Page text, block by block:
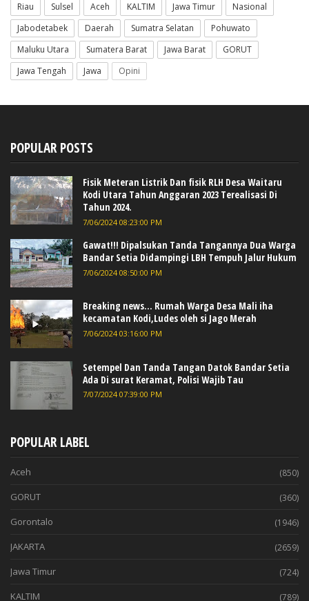
Riau
Sulsel Aceh KALTIM Jawa Timur
Nasional
Jabodetabek
Daerah Sumatra Selatan
Pohuwato
Maluku Utara
Sumatera Barat Jawa Barat
GORUT
Jawa Tengah
Jawa Opini
POPULAR POSTS
Fisik Meteran Listrik Dan fisik RLH Desa Waitaru
Kodi Utara Tahun Anggaran 2023 Terealisasi Di
Tahun 2024.
7/06/2024 08:23:00 PM
Gawat!!! Dipalsukan Tanda Tangannya Dua Warga
Bandar Setia Didampingi LBH Tempuh Jalur Hukum
7/06/2024 08:50:00 PM
Breaking news... Rumah Warga Desa Mali iha
kecamatan Kodi,Ludes oleh si Jago Merah
7/06/2024 03:16:00 PM
Setempel Dan Tanda Tangan Datok Bandar Setia
Ada Di surat Keramat, Polisi Wajib Tau
7/07/2024 07:39:00 PM
POPULAR LABEL
Aceh (850)
GORUT (360)
Gorontalo (1946)
JAKARTA (2659)
Jawa Timur (724)
KALTIM (789)